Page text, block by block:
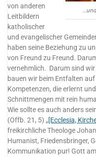
von anderen
Leitbildern
katholischer
und evangelischer
haben seine Beziehung zu
von Freund zu Freund.
vernehmlich. Darum sind
bauen wir beim Entfalten
Kompetenzen, die erlernt
Schnittmengen mit rein
Wie sollte es auch anders
(Offb. 21, 5) „[Ecclesia,
freikirchliche Theologe
Humanist, Friedensbringer,
Kommunikation pur! Gott